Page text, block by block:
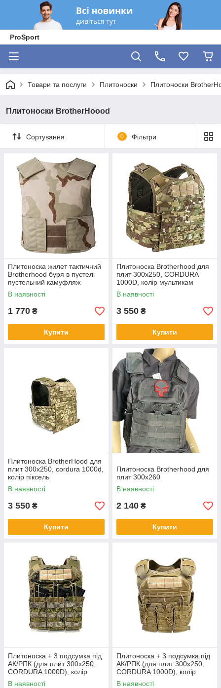
ProSport
Товари та послуги Плитоноски Плитоноски
Плитоноски BrotherHoood
Сортування 0 Фільтри
Плитоноска жилет тактичний
Brotherhood буря в пустелі
пустельний камуфляж
тактична військова cordura
В наявності
1 770 ₴
Купити
Плитоноска Brotherhood для
плит 300х250, CORDURA
1000D, колір мультикам
В наявності
3 550 ₴
Купити
Плитоноска BrotherHood для
плит 300х250, cordura 1000d,
колір піксель
В наявності
3 550 ₴
Купити
Плитоноска Brotherhood для
плит 300x260
В наявності
2 140 ₴
Купити
Плитоноска + 3 подсумка під
АК/РПК (для плит 300х250,
CORDURA 1000D), колір
флектарн
В наявності
Плитоноска + 3 подсумка під
АК/РПК (для плит 300х250,
CORDURA 1000D), колір
Койот
В наявності